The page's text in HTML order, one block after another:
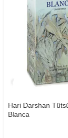
Hari Darshan
Blanca